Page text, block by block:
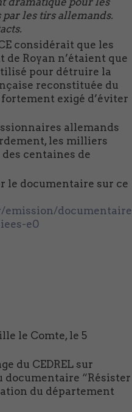
les tirs allemands.
considérait que les
Royan n’étaient que
pour détruire la
reconstituée du
exigé d’éviter
allemands
les milliers
des centaines de
le documentaire sur ce
e0
le Comte, le 5
du CEDREL sur
documentaire “Résister
du département